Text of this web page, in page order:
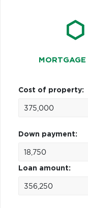
Cost of property:
Down payment:
Loan amount: